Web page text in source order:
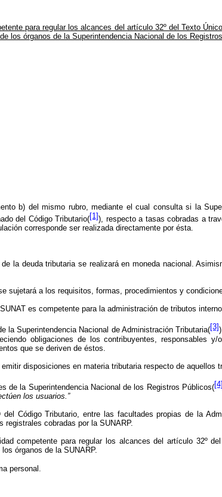
para regular los alcances del artículo 32º del Texto
los órganos de la Superintendencia Nacional de los
b) del mismo rubro, mediante el cual consulta si la
del Código Tributario([1]), respecto a tasas cobradas a
corresponde ser realizada directamente por ésta.
la deuda tributaria se realizará en moneda nacional.
sujetará a los requisitos, formas, procedimientos y
es competente para la administración de tributos
la Superintendencia Nacional de Administración Tributaria([3]
obligaciones de los contribuyentes, responsables
que se deriven de éstos.
disposiciones en materia tributaria respecto de aquellos
de la Superintendencia Nacional de los Registros Públicos([4]
los usuarios.”
Código Tributario, entre las facultades propias de la
cobradas por la SUNARP.
competente para regular los alcances del artículo 32º
órganos de la SUNARP.
personal.